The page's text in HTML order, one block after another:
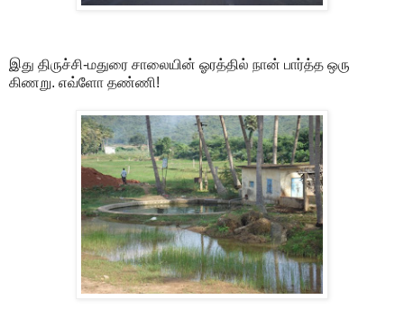
இது திருச்சி-மதுரை சாலையின் ஓரத்தில் நான் பார்த்த ஒரு
கிணறு. எவ்ளோ தண்ணி!